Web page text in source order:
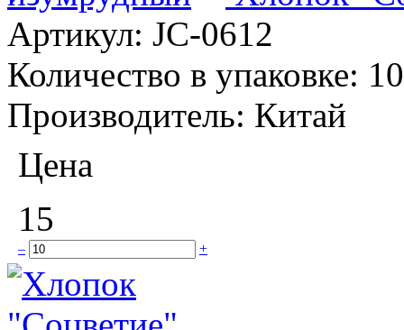
Артикул: JC-0612
Количество в упаковке: 10
Производитель: Китай
Цена
15
– +